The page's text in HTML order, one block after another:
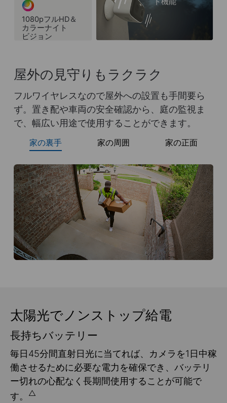
1080pフルHD＆
カラーナイト
ビジョン
屋外の見守りもラクラク
フルワイヤレスなので屋外への設置も手間要ら
ず。置き配や車両の安全確認から、庭の監視ま
で、幅広い用途で使用することができます。
家の裏手 家の周囲 家の正面
太陽光でノンストップ給電
長持ちバッテリー
毎日45分間直射日光に当てれば、カメラを1日中稼
働させるために必要な電力を確保でき、バッテリ
ー切れの心配なく長期間使用することが可能で
す。
△